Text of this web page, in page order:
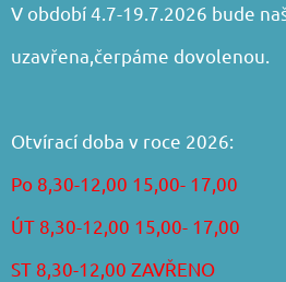
V období 4.7-19.7.2026 bude
uzavřena,čerpáme dovolenou.
Otvírací doba v roce 2026:
Po 8,30-12,00 15,00- 17,00
ÚT 8,30-12,00 15,00- 17,00
ST 8,30-12,00 ZAVŘENO